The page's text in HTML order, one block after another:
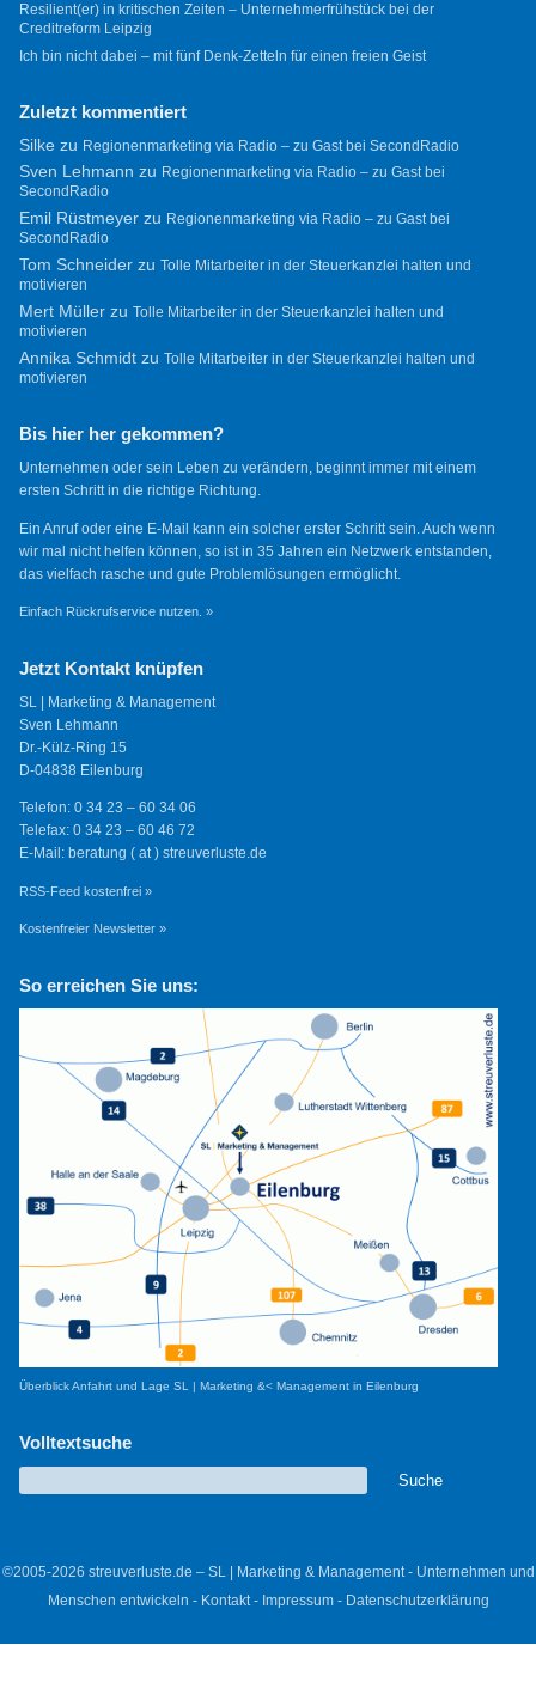
Resilient(er) in kritischen Zeiten – Unternehmerfrühstück bei der
Creditreform Leipzig
Ich bin nicht dabei – mit fünf Denk-Zetteln für einen freien Geist
Zuletzt kommentiert
Silkezu Regionenmarketing via Radio – zu Gast bei SecondRadio
Sven Lehmann zu Regionenmarketing via Radio – zu Gast bei
SecondRadio
Emil Rüstmeyerzu Regionenmarketing via Radio – zu Gast bei
SecondRadio
Tom Schneiderzu Tolle Mitarbeiter in der Steuerkanzlei halten und
motivieren
Mert Müllerzu Tolle Mitarbeiter in der Steuerkanzlei halten und
motivieren
Annika Schmidtzu Tolle Mitarbeiter in der Steuerkanzlei halten und
motivieren
Bis hier her gekommen?
Unternehmen oder sein Leben zu verändern, beginnt immer mit einem
ersten Schritt in die richtige Richtung.
Ein Anruf oder eine E-Mail kann ein solcher erster Schritt sein. Auch wenn
wir mal nicht helfen können, so ist in 35 Jahren ein Netzwerk entstanden,
das vielfach rasche und gute Problemlösungen ermöglicht.
Einfach Rückrufservice nutzen. »
Jetzt Kontakt knüpfen
SL | Marketing & Management
Sven Lehmann
Dr.-Külz-Ring 15
D-04838 Eilenburg
Telefon: 0 34 23 – 60 34 06
Telefax: 0 34 23 – 60 46 72
E-Mail: beratung ( at ) streuverluste.de
RSS-Feed kostenfrei »
Kostenfreier Newsletter »
So erreichen Sie uns:
Überblick Anfahrt und Lage SL | Marketing &< Management in Eilenburg
Volltextsuche
©2005-2026 streuverluste.de – SL | Marketing & Management - Unternehmen und
Menschen entwickeln - Kontakt- Impressum- Datenschutzerklärung